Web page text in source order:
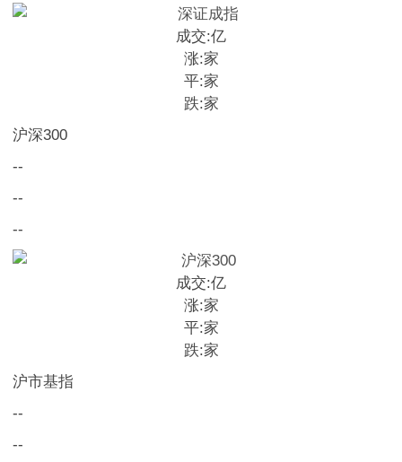
成交:亿
涨:家
平:家
跌:家
沪深300
--
--
--
成交:亿
涨:家
平:家
跌:家
沪市基指
--
--